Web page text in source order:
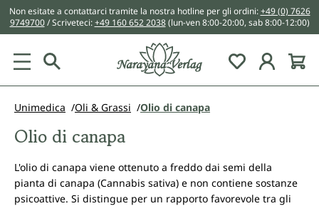
principale
Non esitate a contattarci tramite la nostra hotline per gli ordini:+49 (0) 7626
9749700/ Scriveteci:+49 160 652 2038 (lun-ven 8:00-20:00, sab 8:00-12:00)
You have 0
Unimedica Oli & Grassi Olio di canapa
Olio di canapa
L'olio di canapa viene ottenuto a freddo dai semi della
pianta di canapa (Cannabis sativa) e non contiene sostanze
psicoattive. Si distingue per un rapporto favorevole tra gli